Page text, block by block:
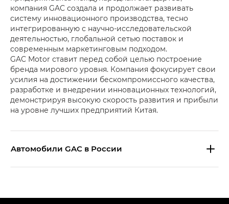
компания GAC создала и продолжает развивать
систему инновационного производства, тесно
интегрированную с научно-исследовательской
деятельностью, глобальной сетью поставок и
современным маркетинговым подходом.
GAC Motor ставит перед собой целью построение
бренда мирового уровня. Компания фокусирует свои
усилия на достижении бескомпромиссного качества,
разработке и внедрении инновационных технологий,
демонстрируя высокую скорость развития и прибыли
на уровне лучших предприятий Китая.
Aвтомобили GAC в России
Эс Икс ПРЕМИУМ — SX PREMIUM